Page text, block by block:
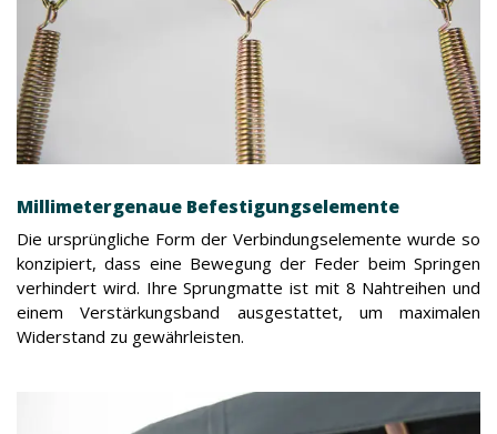
Millimetergenaue Befestigungselemente
Die ursprüngliche Form der Verbindungselemente wurde so
konzipiert, dass eine Bewegung der Feder beim Springen
verhindert wird. Ihre Sprungmatte ist mit 8 Nahtreihen und
einem Verstärkungsband ausgestattet, um maximalen
Widerstand zu gewährleisten.